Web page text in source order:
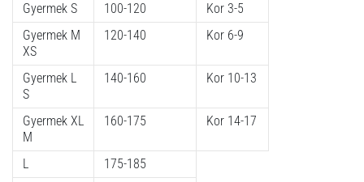
Gyermek S
Gyermek M
XS
Gyermek L
S
Gyermek XL
M
L
100-120
120-140
140-160
160-175
175-185
Kor 3-5
Kor 6-9
Kor 10-13
Kor 14-17